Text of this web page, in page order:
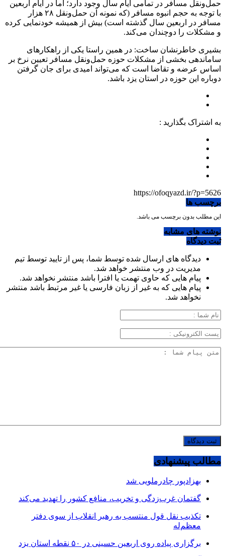
حمل‌ونقل مسافر در تمامی ایام سال وجود دارد؛ اما در ایام اربعین
با توجه به حجم انبوه مسافر (که نمونه آن حمل‌ونقل ۲۸ هزار
مسافر در اربعین سال گذشته است) بیش از همیشه خودنمایی کرده
و مشکلات را دوچندان می‌کند.
بشیری خاطرنشان ساخت: در همین راستا یکی از راهکارهای
ساماندهی بخشی از مشکلات حوزه حمل‌ونقل مسافر تعیین نرخ بر
اساس عرضه و تقاضا است که می‌تواند امیدی برای جان گرفتن
دوباره این حوزه در استان یزد باشد.
به اشتراک بگذارید :
https://ofoqyazd.ir/?p=5626
برچسب ها
این مطلب بدون برچسب می باشد.
نوشته های مشابه
ثبت دیدگاه
دیدگاه های ارسال شده توسط شما، پس از تایید توسط تیم
مدیریت در وب منتشر خواهد شد.
پیام هایی که حاوی تهمت یا افترا باشد منتشر نخواهد شد.
پیام هایی که به غیر از زبان فارسی یا غیر مرتبط باشد منتشر
نخواهد شد.
مطالب پیشنهادی
بهزادپور چادرملویی شد
گفتمان غرب‌زدگی و تخریب، منافع کشور را تهدید می‌کند
تکذیب نقل قول منتسب به رهبر انقلاب از سوی دفتر
معظم‌له
برگزاری پیاده روی اربعین حسینی در ۵۰ نقطه استان یزد